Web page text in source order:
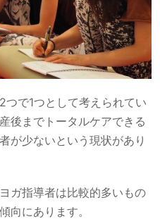
で1つとして考えられてい
後までトータルケアできる
が少ないという現状があり
ガ指導者は比較的多いもの
向にあります。